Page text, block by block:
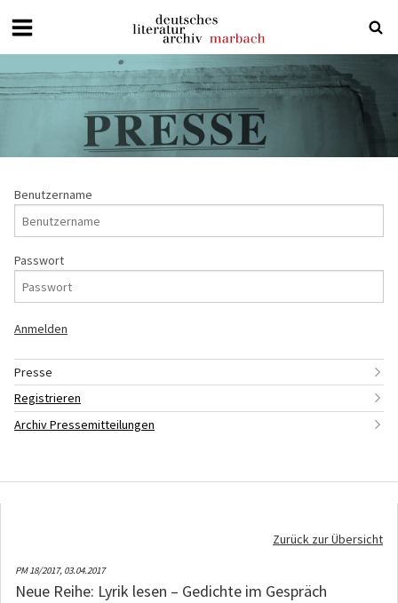
Deutsches
Literaturarchiv
Marbach
Benutzername
Passwort
Presse
Registrieren
Archiv Pressemitteilungen
Zurück zur Übersicht
PM 18/2017, 03.04.2017
Neue Reihe: Lyrik lesen – Gedichte im Gespräch